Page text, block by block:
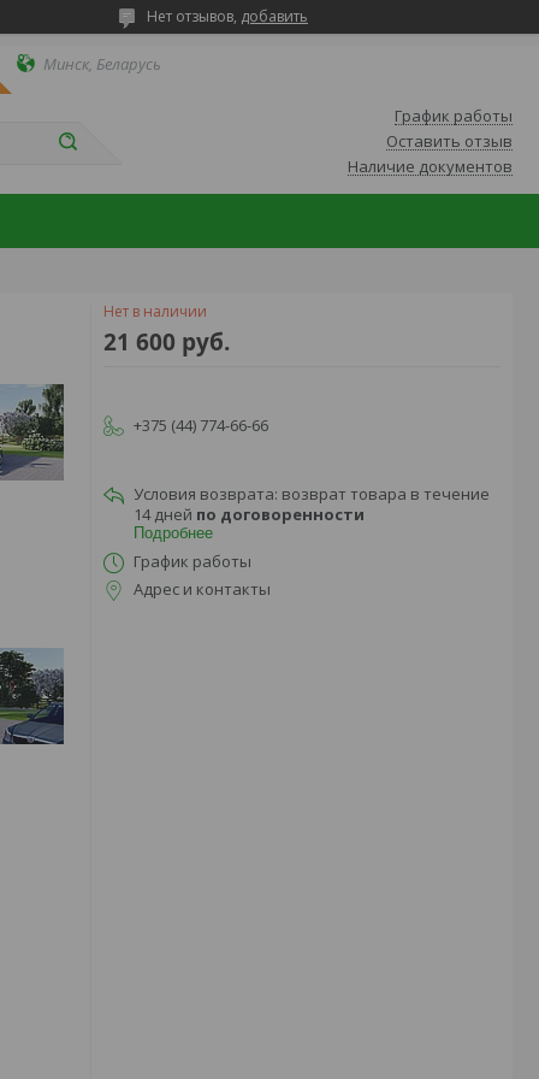
Нет отзывов, добавить
Минск, Беларусь
График работы
Оставить отзыв
Наличие документов
Нет в наличии
21 600 руб.
+375 (44) 774-66-66
возврат товара в течение
14 дней по договоренности
Подробнее
График работы
Адрес и контакты